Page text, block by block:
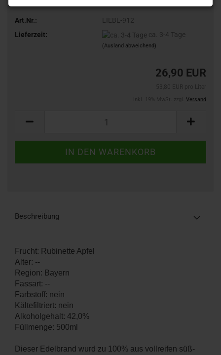
Art.Nr.:
LIEBL-912
Lieferzeit:
ca. 3-4 Tage
(Ausland abweichend)
26,90 EUR
Versand
Beschreibung
Frucht: Rubinette Apfel
Alter: --
Region: Bayern
Fassart: --
Farbstoff: nein
Kältefiltriert: nein
Alkoholgehalt: 42,0%
Füllmenge: 500ml
Dieser Edelbrand wurd zu 100% aus vollreifen süß-